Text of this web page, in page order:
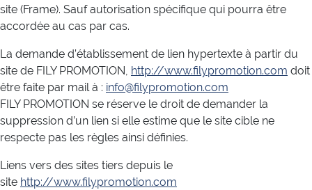
site (Frame). Sauf autorisation spécifique qui pourra être
accordée au cas par cas.
La demande d’établissement de lien hypertexte à partir du
site de FILY PROMOTION, http://www.filypromotion.com doit
être faite par mail à : info@filypromotion.com
FILY PROMOTION se réserve le droit de demander la
suppression d’un lien si elle estime que le site cible ne
respecte pas les règles ainsi définies.
Liens vers des sites tiers depuis le
site http://www.filypromotion.com